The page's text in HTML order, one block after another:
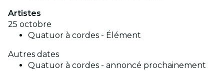
Artistes
25 octobre
Quatuor à cordes - Élément
Autres dates
Quatuor à cordes - annoncé prochainement